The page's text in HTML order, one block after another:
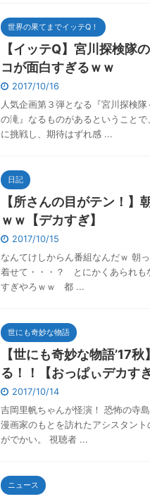
世界の果てまでイッテQ！
【イッテQ】宮川探検隊
コが面白すぎるｗｗ
2017/10/16
人気企画第３弾となる『宮川探検
の滝』なるものがあるということ
に挑戦し、期待はずれ感 ...
日記
【所さんの目がテン！
ｗｗ【デカすぎ】
2017/10/15
なんてけしからん番組なんだｗ 朝
着せて・・・？ とにかくあられも
すぎやろｗｗ 都 ...
世にも奇妙な物語
【世にも奇妙な物語’17
る！！【おっぱぃデカすぎ
2017/10/14
吉岡里帆ちゃんが怪演！ 恐怖の寺
漫画家のもとを訪れたアシスタン
がでかい。 視聴者 ...
ニュース